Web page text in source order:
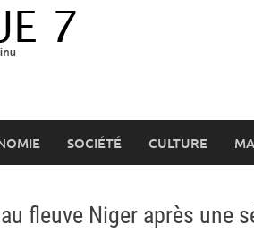
SOCIÉTÉ CULTURE
fleuve Niger après une